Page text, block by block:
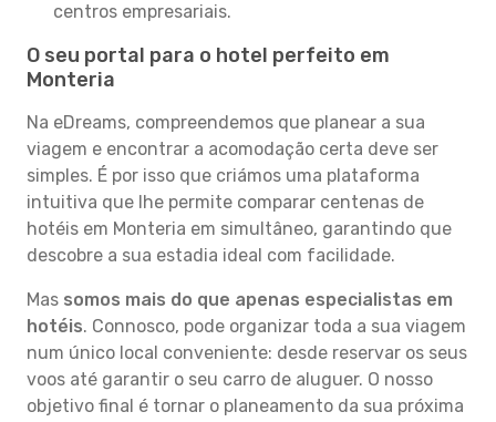
centros empresariais.
O seu portal para o hotel perfeito em
Monteria
Na eDreams, compreendemos que planear a sua
viagem e encontrar a acomodação certa deve ser
simples. É por isso que criámos uma plataforma
intuitiva que lhe permite comparar centenas de
hotéis em Monteria em simultâneo, garantindo que
descobre a sua estadia ideal com facilidade.
Mas somos mais do que apenas especialistas em
hotéis. Connosco, pode organizar toda a sua viagem
num único local conveniente: desde reservar os seus
voos até garantir o seu carro de aluguer. O nosso
objetivo final é tornar o planeamento da sua próxima